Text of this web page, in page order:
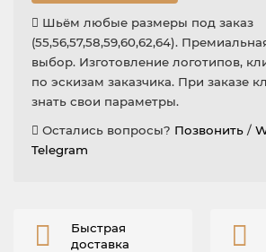
Шьём любые размеры под заказ
(55,56,57,58,59,60,62,64).
выбор. Изготовление логотипов,
по эскизам заказчика. При заказе
знать свои параметры.
Остались вопросы? Позвонить /
Telegram
Быстрая
доставка